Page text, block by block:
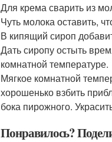
Для крема сварить из
Чуть молока оставить,
В кипящий сироп
Дать сиропу остыть
комнатной температуре.
Мягкое комнатной
хорошенько взбить
бока пирожного.
Понравилось?